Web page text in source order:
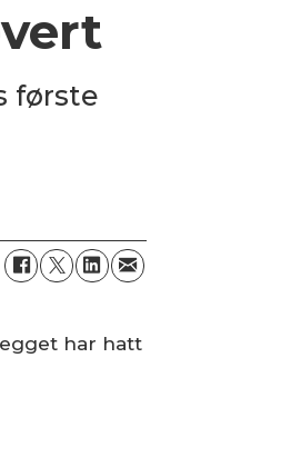
første
har hatt